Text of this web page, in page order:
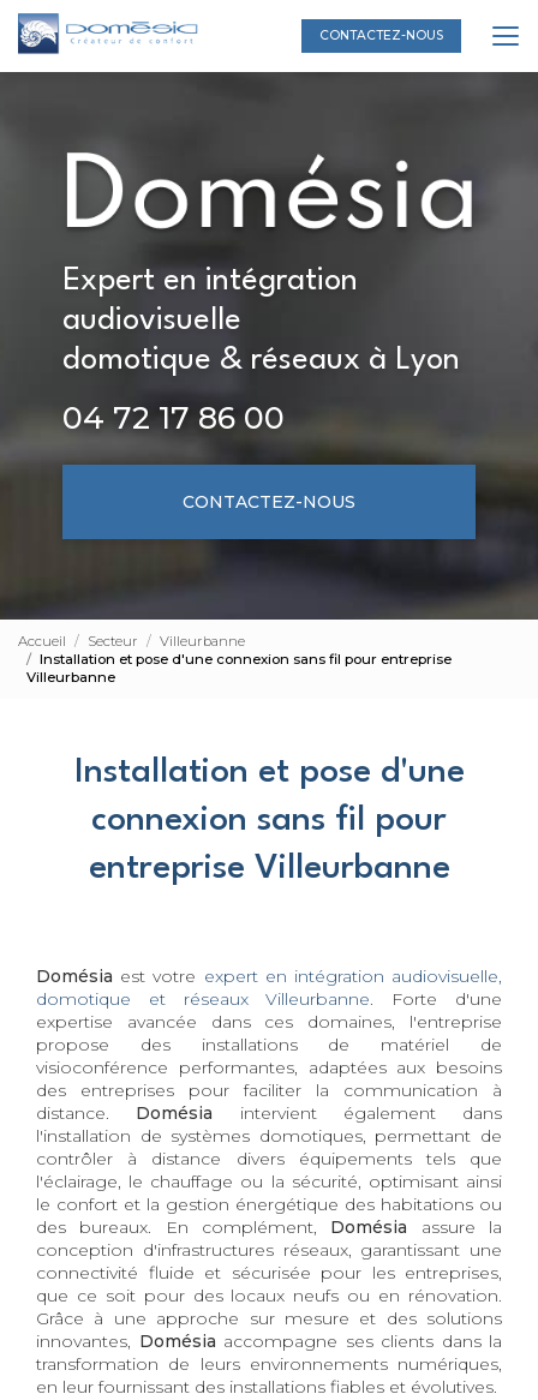
Aller
au
contenu
principal
CONTACTEZ-NOUS
Expert en intégration
audiovisuelle
domotique & réseaux à Lyon
04 72 17 86 00
CONTACTEZ-NOUS
Accueil Secteur
Villeurbanne
Installation et pose d'une connexion sans fil pour entreprise
Villeurbanne
Installation et pose d'une
connexion sans fil pour
entreprise Villeurbanne
Domésia est votre expert en intégration audiovisuelle,
domotique et réseaux Villeurbanne. Forte d'une
expertise avancée dans ces domaines, l'entreprise
propose des installations de matériel de
visioconférence performantes, adaptées aux besoins
des entreprises pour faciliter la communication à
distance. Domésia intervient également dans
l'installation de systèmes domotiques, permettant de
contrôler à distance divers équipements tels que
l'éclairage, le chauffage ou la sécurité, optimisant ainsi
le confort et la gestion énergétique des habitations ou
des bureaux. En complément, Domésia assure la
conception d'infrastructures réseaux, garantissant une
connectivité fluide et sécurisée pour les entreprises,
que ce soit pour des locaux neufs ou en rénovation.
Grâce à une approche sur mesure et des solutions
innovantes, Domésia accompagne ses clients dans la
transformation de leurs environnements numériques,
en leur fournissant des installations fiables et évolutives.